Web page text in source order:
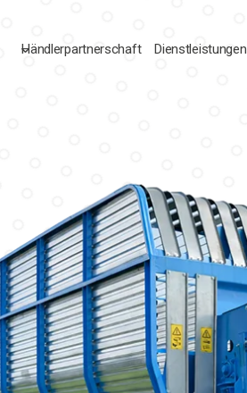
Händlerpartnerschaft Dienstleistungen